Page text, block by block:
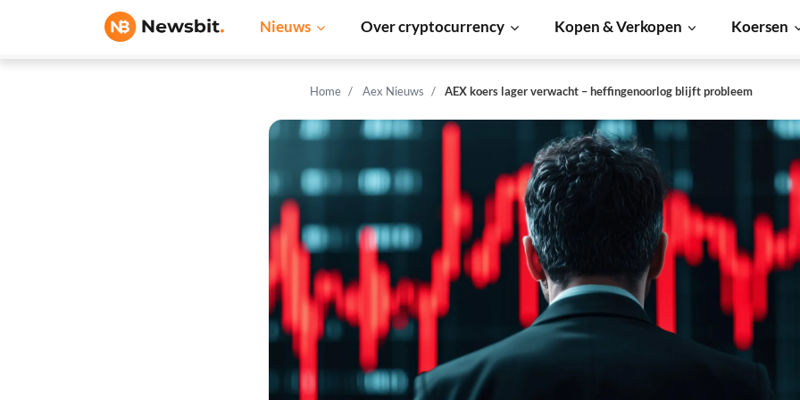
Nieuws Over cryptocurrency Kopen & Verkopen Koersen
Home Aex Nieuws AEX koers lager verwacht – heffingenoorlog blijft probleem